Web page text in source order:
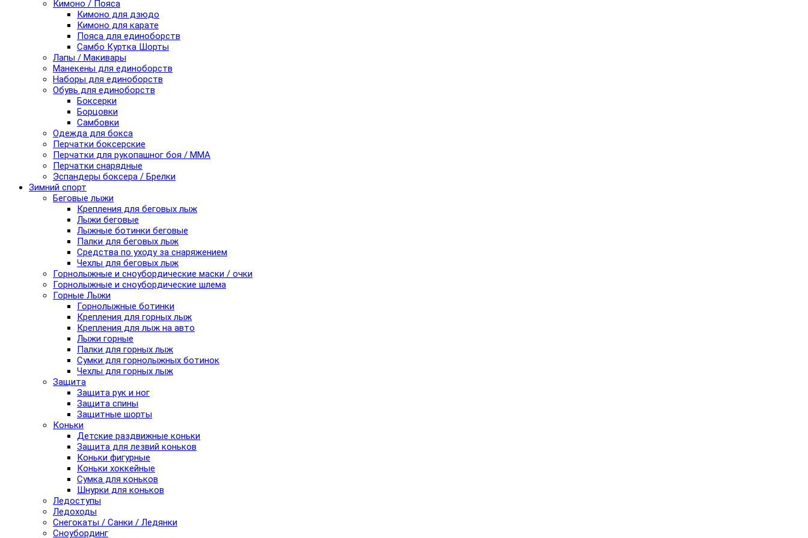
Кимоно / Пояса
Кимоно для дзюдо
Кимоно для карате
Пояса для единоборств
Самбо Куртка Шорты
Лапы / Макивары
Манекены для единоборств
Наборы для единоборств
Обувь для единоборств
Боксерки
Борцовки
Самбовки
Одежда для бокса
Перчатки боксерские
Перчатки для рукопашног боя / ММА
Перчатки снарядные
Эспандеры боксера / Брелки
Зимний спорт
Беговые лыжи
Крепления для беговых лыж
Лыжи беговые
Лыжные ботинки беговые
Палки для беговых лыж
Средства по уходу за снаряжением
Чехлы для беговых лыж
Горнолыжные и сноубордические маски / очки
Горнолыжные и сноубордические шлема
Горные Лыжи
Горнолыжные ботинки
Крепления для горных лыж
Крепления для лыж на авто
Лыжи горные
Палки для горных лыж
Сумки для горнолыжных ботинок
Чехлы для горных лыж
Защита
Защита рук и ног
Защита спины
Защитные шорты
Коньки
Детские раздвижные коньки
Защита для лезвий коньков
Коньки фигурные
Коньки хоккейные
Сумка для коньков
Шнурки для коньков
Ледоступы
Ледоходы
Снегокаты / Санки / Ледянки
Сноубординг